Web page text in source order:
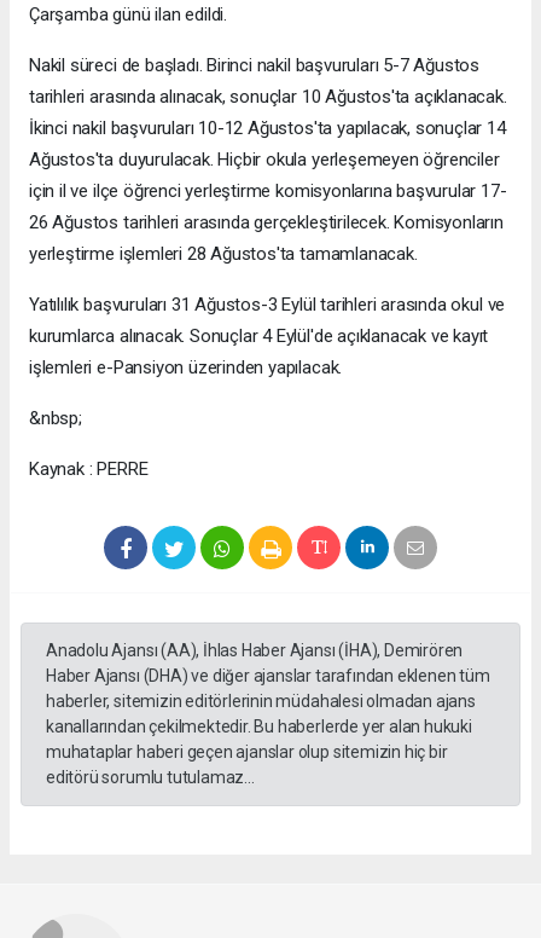
Çarşamba günü ilan edildi.
Nakil süreci de başladı. Birinci nakil başvuruları 5-7 Ağustos
tarihleri arasında alınacak, sonuçlar 10 Ağustos'ta açıklanacak.
İkinci nakil başvuruları 10-12 Ağustos'ta yapılacak, sonuçlar 14
Ağustos'ta duyurulacak. Hiçbir okula yerleşemeyen öğrenciler
için il ve ilçe öğrenci yerleştirme komisyonlarına başvurular 17-
26 Ağustos tarihleri arasında gerçekleştirilecek. Komisyonların
yerleştirme işlemleri 28 Ağustos'ta tamamlanacak.
Yatılılık başvuruları 31 Ağustos-3 Eylül tarihleri arasında okul ve
kurumlarca alınacak. Sonuçlar 4 Eylül'de açıklanacak ve kayıt
işlemleri e-Pansiyon üzerinden yapılacak.
&nbsp;
Kaynak : PERRE
Anadolu Ajansı (AA), İhlas Haber Ajansı (İHA), Demirören
Haber Ajansı (DHA) ve diğer ajanslar tarafından eklenen tüm
haberler, sitemizin editörlerinin müdahalesi olmadan ajans
kanallarından çekilmektedir. Bu haberlerde yer alan hukuki
muhataplar haberi geçen ajanslar olup sitemizin hiç bir
editörü sorumlu tutulamaz...